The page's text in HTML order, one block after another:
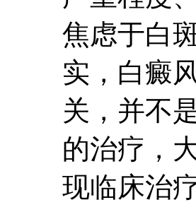
焦虑于白
实，白癜
关，并不
的治疗，
现临床治